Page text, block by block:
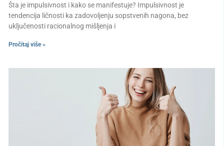
Šta je impulsivnost i kako se manifestuje? Impulsivnost je
tendencija ličnosti ka zadovoljenju sopstvenih nagona, bez
uključenosti racionalnog mišljenja i
Pročitaj više »